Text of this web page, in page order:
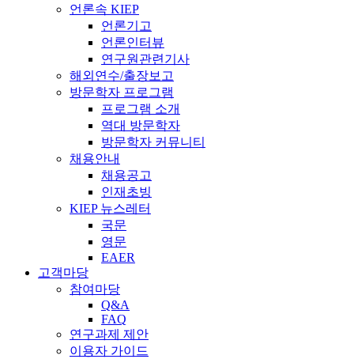
언론속 KIEP
언론기고
언론인터뷰
연구원관련기사
해외연수/출장보고
방문학자 프로그램
프로그램 소개
역대 방문학자
방문학자 커뮤니티
채용안내
채용공고
인재초빙
KIEP 뉴스레터
국문
영문
EAER
고객마당
참여마당
Q&A
FAQ
연구과제 제안
이용자 가이드